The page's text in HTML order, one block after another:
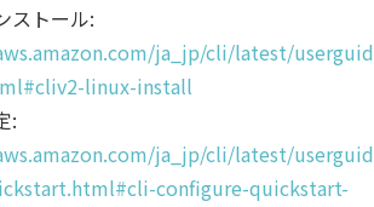
ストール:
ja_jp/cli/latest/
linux-install
:
ja_jp/cli/latest/
configure-quickstart-